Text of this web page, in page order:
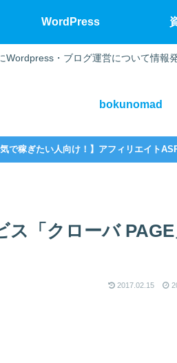
Wordpress・ブログ運営について情報
bokunomad
WordPress
気で稼ぎたい人向け！】アフィリエイト
ス「クローバ
2017.02.15